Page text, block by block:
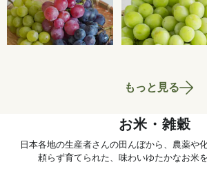
ふくじろうのふぞろ
い濃厚ぶどう 1.6kg
送料込 6,750円
し笛吹のシャイ
スカット 1.2kg
栽相当）
送料込
もっと見る
お米・雑穀
日本各地の生産者さんの田んぼから、農薬や
頼らず育てられた、味わいゆたかなお米